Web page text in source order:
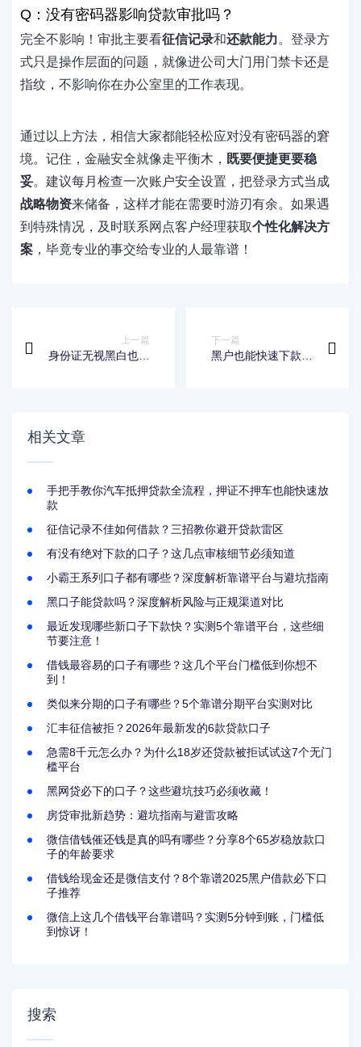
Q：没有密码器影响贷款审批吗？
完全不影响！审批主要看征信记录和还款能力。登录方
式只是操作层面的问题，就像进公司大门用门禁卡还是
指纹，不影响你在办公室里的工作表现。
通过以上方法，相信大家都能轻松应对没有密码器的窘
境。记住，金融安全就像走平衡木， 既要便捷更要稳
妥。建议每月检查一次账户安全设置，把登录方式当成
战略物资来储备，这样才能在需要时游刃有余。如果遇
到特殊情况，及时联系网点客户经理获取个性化解决方
案 ，毕竟专业的事交给专业的人最靠谱！
上一篇
身份证无视黑白也能
下一篇
黑户也能快速下款的
相关文章
手把手教你汽车抵押贷款全流程，押证不押车也能快速放
款
征信记录不佳如何借款？三招教你避开贷款雷区
有没有绝对下款的口子？这几点审核细节必须知道
小霸王系列口子都有哪些？深度解析靠谱平台与避坑指南
黑口子能贷款吗？深度解析风险与正规渠道对比
最近发现哪些新口子下款快？实测5个靠谱平台，这些细
节要注意！
借钱最容易的口子有哪些？这几个平台门槛低到你想不
到！
类似来分期的口子有哪些？5个靠谱分期平台实测对比
汇丰征信被拒？2026年最新发的6款贷款口子
急需8千元怎么办？为什么18岁还贷款被拒试试这7个无门
槛平台
黑网贷必下的口子？这些避坑技巧必须收藏！
房贷审批新趋势：避坑指南与避雷攻略
微信借钱催还钱是真的吗有哪些？分享8个65岁稳放款口
子的年龄要求
借钱给现金还是微信支付？8个靠谱2025黑户借款必下口
子推荐
微信上这几个借钱平台靠谱吗？实测5分钟到账，门槛低
到惊讶！
搜索